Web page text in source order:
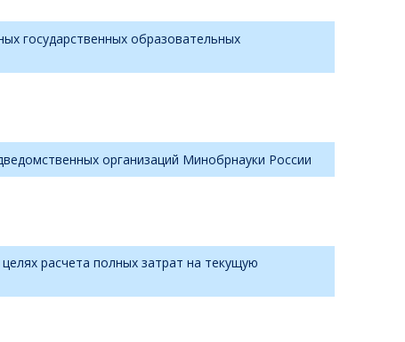
государственных образовательных
организаций Минобрнауки России
расчета полных затрат на текущую